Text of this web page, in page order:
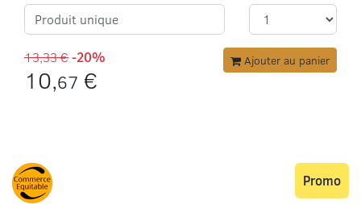
Produit unique
13,33 €-20%
10,67 €
Ajouter au panier
Promo